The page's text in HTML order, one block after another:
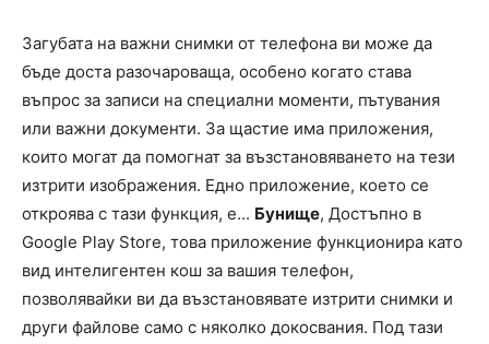
Загубата на важни снимки от телефона ви може да
бъде доста разочароваща, особено когато става
въпрос за записи на специални моменти, пътувания
или важни документи. За щастие има приложения,
които могат да помогнат за възстановяването на тези
изтрити изображения. Едно приложение, което се
откроява с тази функция, е... Бунище, Достъпно в
Google Play Store, това приложение функционира като
вид интелигентен кош за вашия телефон,
позволявайки ви да възстановявате изтрити снимки и
други файлове само с няколко докосвания. Под тази